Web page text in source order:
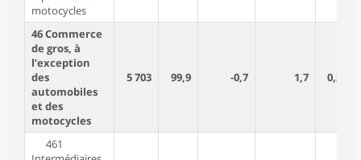
motocycles
46 Commerce
de gros, à
l’exception
des
automobiles
et des
motocycles
5 703 99,9 -0,7 1,7 0,3
461